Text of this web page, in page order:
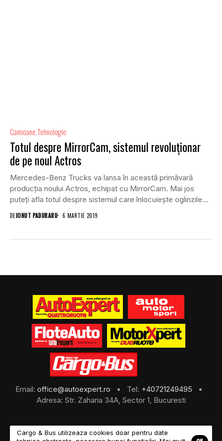
CamioaneTehnologie
Totul despre MirrorCam, sistemul revoluționar
de pe noul Actros
Mercedes-Benz Trucks va lansa în această primăvară
producția noului Actros, echipat cu MirrorCam. Mai jos
puteți afla totul despre sistemul care înlocuiește oglinzile
DEIONUT PADURARU 6 MARTIE 2019
Email: office@autoexpert.ro • Tel: +40721249495
•
Adresa: Str. Zaharia 34A, Sector 1, Bucuresti
Cargo & Bus utilizeaza cookies doar pentru date